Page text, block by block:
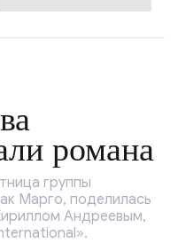
романа
группы
Марго, поделилась
Андреевым,